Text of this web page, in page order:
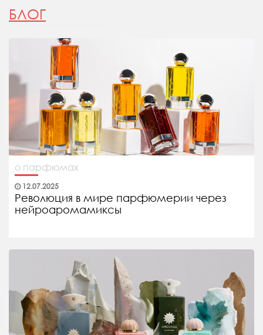
БЛОГ
о парфюмах
12.07.2025
Революция в мире парфюмерии через
нейроаромамиксы